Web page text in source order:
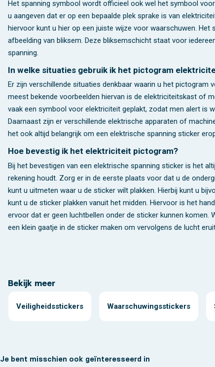
Het spanning symbool wordt officieel ook wel het symbool
u aangeven dat er op een bepaalde plek sprake is van
hiervoor kunt u hier op een juiste wijze voor waarschuwen. Het
afbeelding van bliksem. Deze bliksemschicht staat voor
spanning.
In welke situaties gebruik ik het pictogram
Er zijn verschillende situaties denkbaar waarin u het pictogram
meest bekende voorbeelden hiervan is de elektriciteitskast of
vaak een symbool voor elektriciteit geplakt, zodat men alert is
Daarnaast zijn er verschillende elektrische apparaten of
het ook altijd belangrijk om een elektrische spanning sticker
Hoe bevestig ik het elektriciteit pictogram?
Bij het bevestigen van een elektrische spanning sticker is het
rekening houdt. Zorg er in de eerste plaats voor dat u de
kunt u uitmeten waar u de sticker wilt plakken. Hierbij kunt u
kunt u de sticker plakken vanuit het midden. Hiervoor is het
ervoor dat er geen luchtbellen onder de sticker kunnen komen.
een klein gaatje in de sticker maken om vervolgens de lucht
Bekijk meer
Veiligheidsstickers Waarschuwingsstickers
Je bent misschien ook geïnteresseerd in